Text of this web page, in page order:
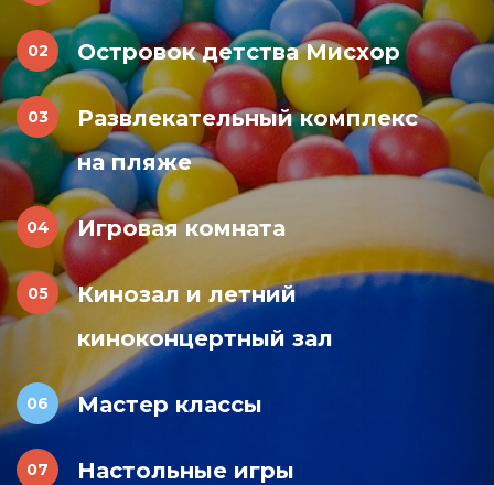
Островок детства Мисхор
Развлекательный комплекс
на пляже
Игровая комната
Кинозал и летний
киноконцертный зал
Мастер классы
Настольные игры